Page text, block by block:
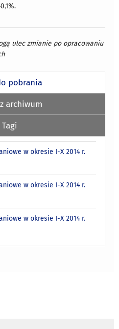
ulec zmianie po opracowaniu
pobrania
archiwum
Tagi
w okresie I-X 2014 r.
w okresie I-X 2014 r.
w okresie I-X 2014 r.